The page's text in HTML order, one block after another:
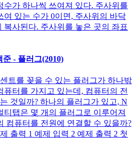
수가 하나씩 쓰여져 있다. 주사위를
여 있는 수가 0이면, 주사위의 바닥
복사된다. 주사위를 놓은 곳의 좌표
- 플러그(2010)
트를 꽂을 수 있는 플러그가 하나밖
퓨터를 가지고 있는데, 컴퓨터의 전
것일까? 하나의 플러그가 있고, N
티탭은 몇 개의 플러그로 이루어져
컴퓨터를 전원에 연결할 수 있을까?
출력 1 예제 입력 2 예제 출력 2 첫